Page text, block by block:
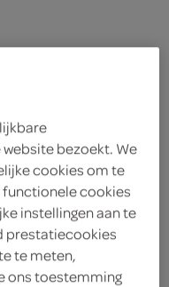
bezoekt. We
cookies om te
functionele cookies
instellingen aan te
prestatiecookies
te meten,
ons toestemming